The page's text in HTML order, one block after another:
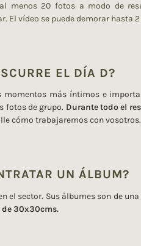
menos 20 fotos a modo de
El vídeo se puede demorar hasta 2
EL DÍA D?
más íntimos e
fotos de grupo. Durante todo el
cómo trabajaremos con vosotros.
UN ÁLBUM?
el sector. Sus álbumes son de
de 30x30cms.